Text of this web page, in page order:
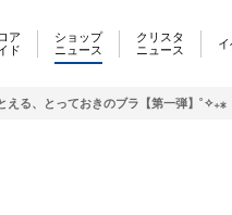
ア
ド
ショップ
ニュース
クリスタ
ニュース
イ
える、とっておきのブラ【第一弾】˚✧₊⁎